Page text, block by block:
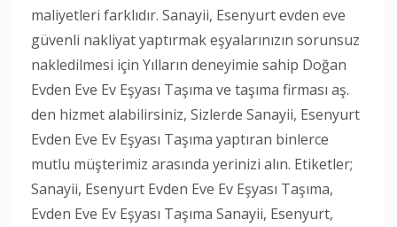
maliyetleri farklıdır. Sanayii, Esenyurt evden eve
güvenli nakliyat yaptırmak eşyalarınızın sorunsuz
nakledilmesi için Yılların deneyimie sahip Doğan
Evden Eve Ev Eşyası Taşıma ve taşıma firması aş.
den hizmet alabilirsiniz, Sizlerde Sanayii, Esenyurt
Evden Eve Ev Eşyası Taşıma yaptıran binlerce
mutlu müşterimiz arasında yerinizi alın. Etiketler;
Sanayii, Esenyurt Evden Eve Ev Eşyası Taşıma,
Evden Eve Ev Eşyası Taşıma Sanayii, Esenyurt,